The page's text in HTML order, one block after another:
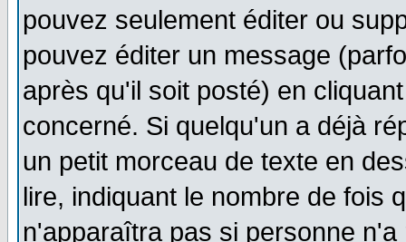
pouvez seulement éditer ou
pouvez éditer un message
après qu'il soit posté) en
concerné. Si quelqu'un a déjà
un petit morceau de texte en
lire, indiquant le nombre de fois
n'apparaîtra pas si personne